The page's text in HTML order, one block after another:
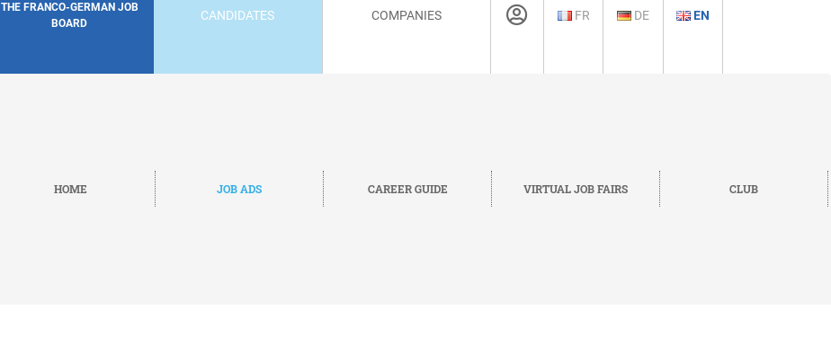
THE FRANCO-GERMAN JOB
BOARD
CANDIDATES COMPANIES FR DE EN
HOME JOB ADS CAREER GUIDE VIRTUAL JOB FAIRS CLUB